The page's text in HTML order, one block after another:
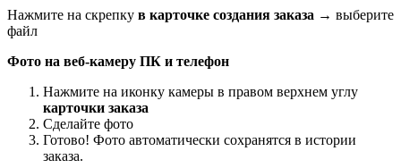
Нажмите на скрепку в карточке создания заказа → выберите
файл
Фото на веб-камеру ПК и телефон
Нажмите на иконку камеры в правом верхнем углу
карточки заказа
Сделайте фото
Готово! Фото автоматически сохранятся в истории
заказа.